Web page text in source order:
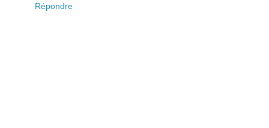
Répondre